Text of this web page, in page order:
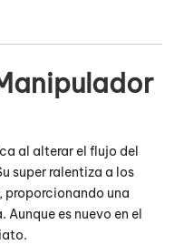
al alterar el flujo del
super ralentiza a los
proporcionando una
Aunque es nuevo en el